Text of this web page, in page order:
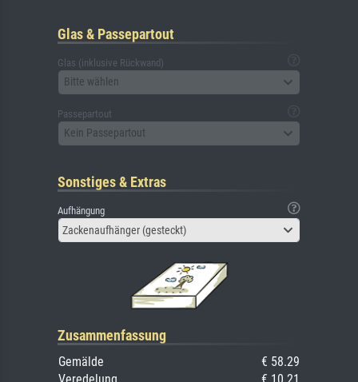
Glas & Passepartout
Glas (inklusive Rückwand)
Bitte wählen
Passepartout
Kein Passepartout
Sonstiges & Extras
Aufhängung
Zackenaufhänger (gesteckt)
Zusammenfassung
Gemälde
€ 58.29
Veredelung
€ 10.21